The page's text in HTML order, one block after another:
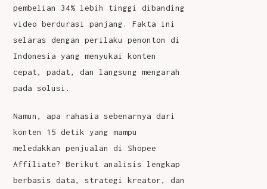
pembelian 34% lebih tinggi dibanding
video berdurasi panjang. Fakta ini
selaras dengan perilaku penonton di
Indonesia yang menyukai konten
cepat, padat, dan langsung mengarah
pada solusi.
Namun, apa rahasia sebenarnya dari
konten 15 detik yang mampu
meledakkan penjualan di Shopee
Affiliate? Berikut analisis lengkap
berbasis data, strategi kreator, dan